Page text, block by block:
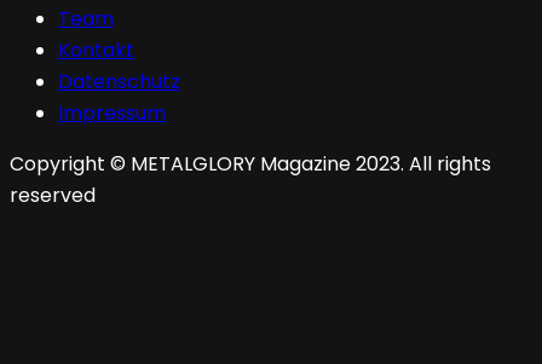
Team
Kontakt
Datenschutz
Impressum
Copyright © METALGLORY Magazine 2023. All rights
reserved